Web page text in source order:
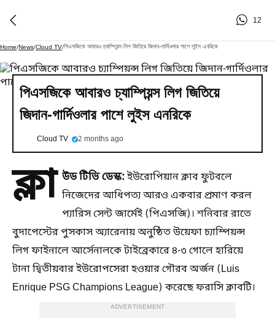
12
Home/News/Cloud TV/পিএসজিকে আবারও চ্যাম্পিয়ন্স লিগ জিতিয়ে জিদান-গার্দিওলার পাশে লুইস এনরিকে
পিএসজিকে আবারও চ্যাম্পিয়ন্স লিগ জিতিয়ে
জিদান-গার্দিওলার পাশে লুইস এনরিকে
Cloud TV 2 months ago
ক্লা উড টিভি ডেস্ক:ইউরোপিয়ান ক্লাব ফুটবলে
নিজেদের আধিপত্য আরও একবার প্রমাণ করল
প্যারিস সেন্ট জার্মেই (পিএসজি)। শনিবার রাতে
বুদাপেস্টের পুসকাস অ্যারেনায় অনুষ্ঠিত উয়েফা চ্যাম্পিয়ন্স
লিগ ফাইনালে আর্সেনালকে টাইব্রেকারে ৪-৩ গোলে হারিয়ে
টানা দ্বিতীয়বার ইউরোপসেরা হওয়ার গৌরব অর্জন (Luis
Enrique PSG Champions League) করেছে ফরাসি ক্লাবটি।
ADVERTISEMENT